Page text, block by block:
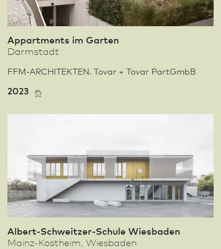
Appartments im Garten
Darm­stadt
FFM-ARCHITEKTEN. Tovar + Tovar PartGmbB
2023
Albert-Schweitzer-Schule Wies­ba­den
Mainz-Kostheim, Wies­ba­den